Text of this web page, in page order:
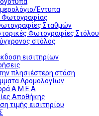
Έντυπα
Φωτογραφίας
Σταθμών
Φωτογραφίες Στόλου
στόλος
εισιτηρίων
πλησιέστερη στάση
Δρομολογίων
Α.Μ.Ε.Α
Αποθήκης
τιμής εισιτηρίου